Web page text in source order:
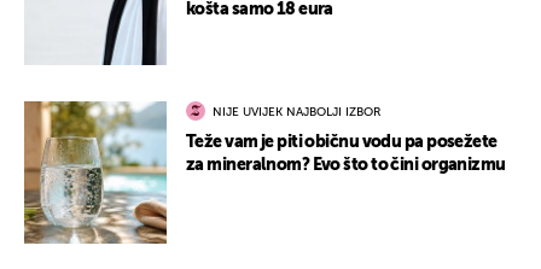
košta samo 18 eura
NIJE UVIJEK NAJBOLJI IZBOR
Teže vam je piti običnu vodu pa posežete
za mineralnom? Evo što to čini organizmu